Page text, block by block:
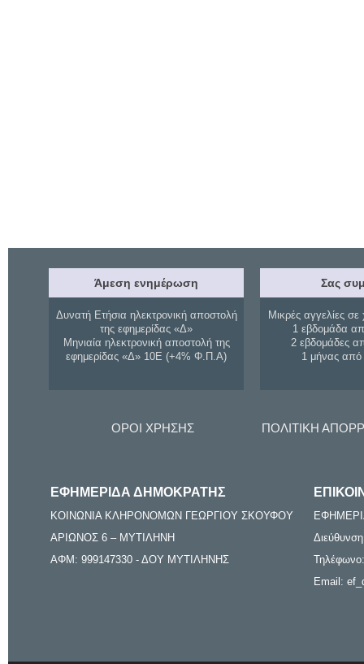
Άμεση ενημέρωση
Δυνατή Ετήσια ηλεκτρονική αποστολή
της εφημερίδας «Δ»
Μηνιαία ηλεκτρονική αποστολή της
εφημερίδας «Δ» 10Ε (+4% Φ.Π.Α)
Σας
Μικρές αγγελίες σε
1 εβδομάδα
2 εβδομάδες
1 μήνας
ΟΡΟΙ ΧΡΗΣΗΣ ΠΟΛΙΤΙΚΗ
ΕΦΗΜΕΡΙΔΑ ΔΗΜΟΚΡΑΤΗΣ
ΚΟΙΝΩΝΙΑ ΚΛΗΡΟΝΟΜΩΝ ΓΕΩΡΓΙΟΥ ΣΚΟΥΦΟΥ
ΑΡΙΩΝΟΣ 6 – ΜΥΤΙΛΗΝΗ
ΑΦΜ: 999147330 - ΔΟΥ ΜΥΤΙΛΗΝΗΣ
Email: